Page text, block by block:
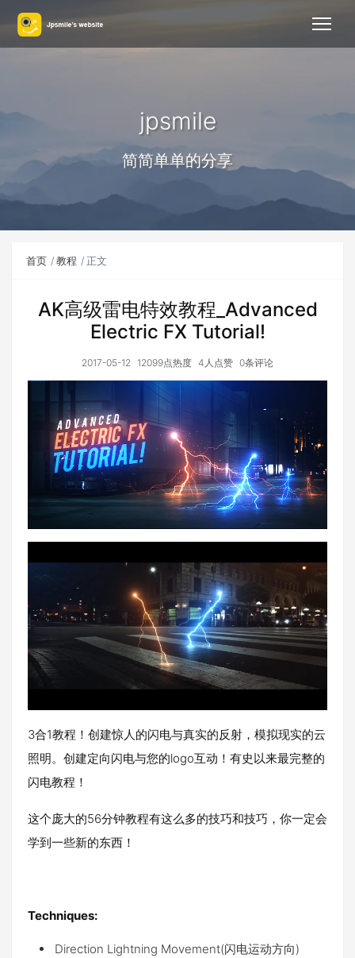
jpsmile
简简单单的分享
首页 教程 正文
AK高级雷电特效教程_Advanced
Electric FX Tutorial!
2017-05-12 12099点热度 4人点赞 0条评论
3合1教程！创建惊人的闪电与真实的反射，模拟现实的云
照明。创建定向闪电与您的logo互动！有史以来最完整的
闪电教程！
这个庞大的56分钟教程有这么多的技巧和技巧，你一定会
学到一些新的东西！
Techniques:
Direction Lightning Movement(闪电运动方向)